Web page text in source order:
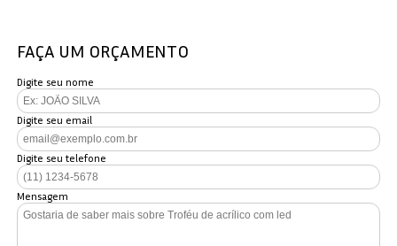
FAÇA UM ORÇAMENTO
Digite seu nome
Digite seu email
Digite seu telefone
Mensagem